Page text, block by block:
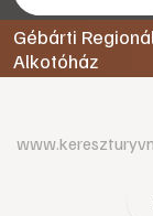
Gébárti
Alkotóház